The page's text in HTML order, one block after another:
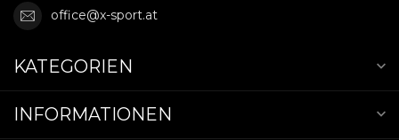
office@x-sport.at
KATEGORIEN
INFORMATIONEN